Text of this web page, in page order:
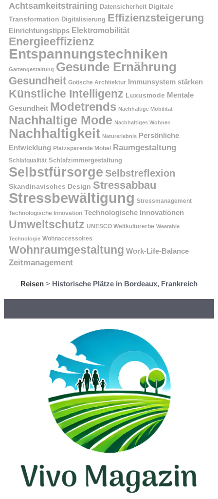
Achtsamkeitstraining Datensicherheit Digitale
Transformation Digitalisierung Effizienzsteigerung
Einrichtungstipps Elektromobilität
Energieeffizienz
Entspannungstechniken
Gartengestaltung Gesunde Ernährung
Gesundheit Gotische Architektur Immunsystem stärken
Künstliche Intelligenz Luxusmode Mentale
Gesundheit Modetrends Nachhaltige Mobilität
Nachhaltige Mode Nachhaltiges Wohnen
Nachhaltigkeit Naturerlebnis Persönliche
Entwicklung Platzsparende Möbel Raumgestaltung
Schlafqualität Schlafzimmergestaltung
Selbstfürsorge Selbstreflexion
Skandinavisches Design Stressabbau
Stressbewältigung Stressmanagement
Technologische Innovation Technologische Innovationen
Umweltschutz UNESCO Weltkulturerbe Wearable
Technologie Wohnaccessoires
Wohnraumgestaltung Work-Life-Balance
Zeitmanagement
Reisen > Historische Plätze in Bordeaux, Frankreich